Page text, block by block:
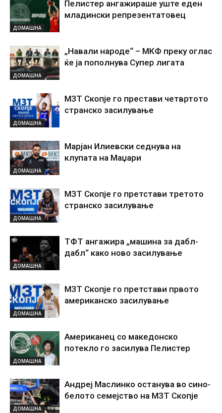
ДОМАШНА
Пелистер ангажираше уште еден
младински репрезентатовец
ДОМАШНА
„Навали народе“ – МКФ преку оглас
ќе ја пополнува Супер лигата
ДОМАШНА
МЗТ Скопје го престави четвртото
странско засилување
ДОМАШНА
Марјан Илиевски седнува на
клупата на Маџари
ДОМАШНА
МЗТ Скопје го претстави третото
странско засилување
ДОМАШНА
ТФТ ангажира „машина за дабл-
дабл“ како ново засилување
ДОМАШНА
МЗТ Скопје го претстави првото
американско засилување
ДОМАШНА
Американец со македонско
потекло го засилува Пелистер
ДОМАШНА
Андреј Маслинко останува во сино-
белото семејство на МЗТ Скопје